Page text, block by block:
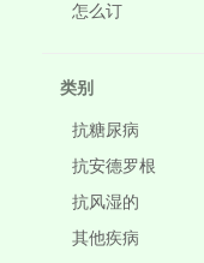
怎么订
类别
抗糖尿病
抗安德罗根
抗风湿的
其他疾病